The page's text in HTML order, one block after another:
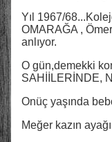
Yıl 1967/
OMARAĞA ,
anlıyor.
O gün,demekki
SAHİİLERİNDE,
Onüç yaşında
Meğer kazın